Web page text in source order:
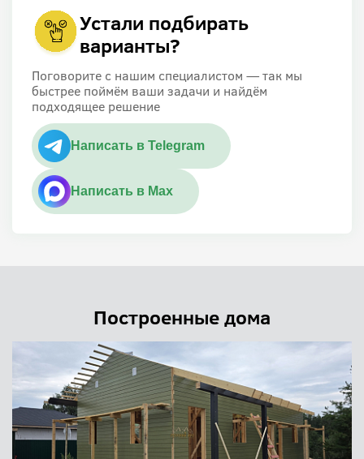
Устали подбирать
варианты?
Поговорите с нашим специалистом — так мы
быстрее поймём ваши задачи и найдём
подходящее решение
Написать в Telegram
Написать в Max
Построенные дома